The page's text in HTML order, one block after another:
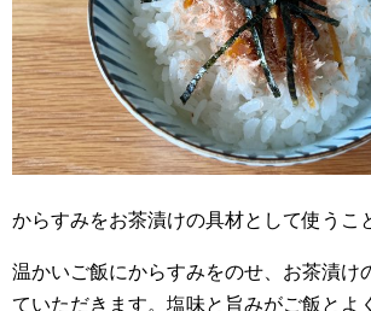
からすみをお茶漬けの具材として使うこ
温かいご飯にからすみをのせ、お茶漬け
ていただきます。塩味と旨みがご飯とよ